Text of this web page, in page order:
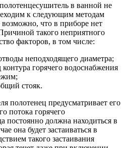
в ванной не
к следующим методам
что в приборе нет
такого неприятного
факторов, в том числе:
неподходящего диаметра;
горячего водоснабжения
стояк.
полотенец предусматривает его
потока горячего
постоянно должна находиться в
она будет застаиваться в
такого застаивания